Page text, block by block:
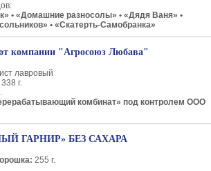
• «Домашние разносолы» • «Дядя Ваня» •
• «Скатерть-Самобранка»
компании "Агросоюз Любава"
лавровый
338 г.
комбинат» под контролем ООО
ГАРНИР» БЕЗ САХАРА
255 г.